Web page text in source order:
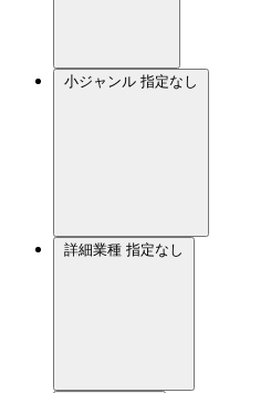
小ジャンル 指定なし
詳細業種 指定なし